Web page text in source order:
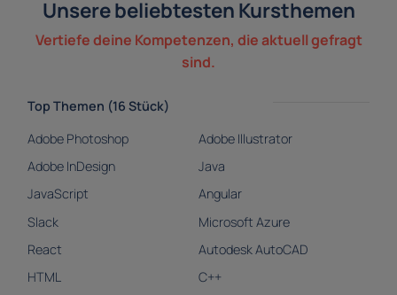
Unsere beliebtesten Kursthemen
Vertiefe deine Kompetenzen, die aktuell gefragt
sind.
Top Themen (16 Stück)
Adobe Photoshop
Adobe Illustrator
Adobe InDesign
Java
JavaScript
Angular
Slack
Microsoft Azure
React
Autodesk AutoCAD
HTML
C++